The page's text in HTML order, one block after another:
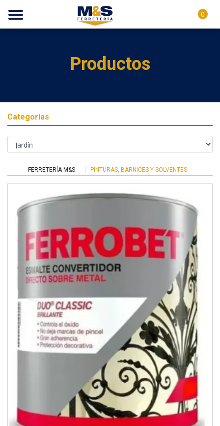
0
Productos
Categorías
FERRETERÍA M&S PINTURAS, BARNICES Y SOLVENTES